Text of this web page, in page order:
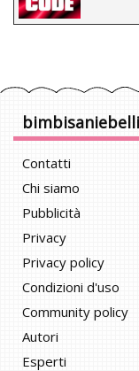
Contatti
Chi siamo
Pubblicità
Privacy
Privacy policy
Condizioni d'uso
Community policy
Autori
Esperti